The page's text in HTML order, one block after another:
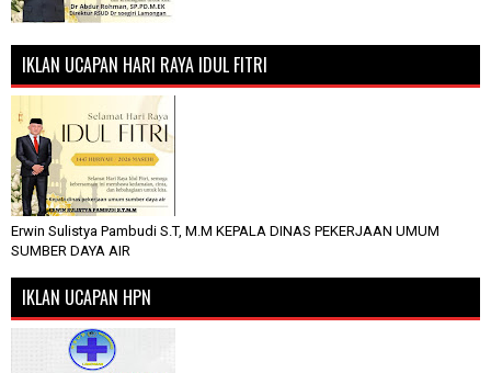
IKLAN UCAPAN HARI RAYA IDUL FITRI
Erwin Sulistya Pambudi S.T, M.M KEPALA DINAS PEKERJAAN UMUM
SUMBER DAYA AIR
IKLAN UCAPAN HPN